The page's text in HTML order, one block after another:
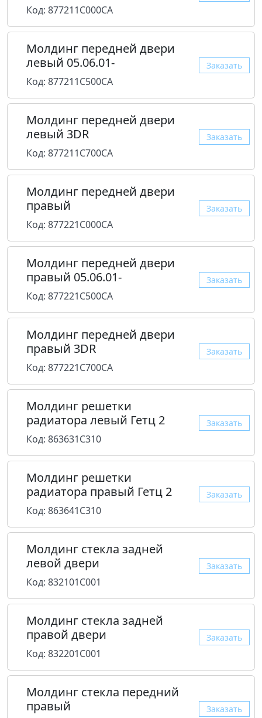
Код: 877211C000CA
Молдинг передней двери
левый 05.06.01-
Код: 877211C500CA
Заказать
Молдинг передней двери
левый 3DR
Код: 877211C700CA
Заказать
Молдинг передней двери
правый
Код: 877221C000CA
Заказать
Молдинг передней двери
правый 05.06.01-
Код: 877221C500CA
Заказать
Молдинг передней двери
правый 3DR
Код: 877221C700CA
Заказать
Молдинг решетки
радиатора левый Гетц 2
Код: 863631C310
Заказать
Молдинг решетки
радиатора правый Гетц 2
Код: 863641C310
Заказать
Молдинг стекла задней
левой двери
Код: 832101C001
Заказать
Молдинг стекла задней
правой двери
Код: 832201C001
Заказать
Молдинг стекла передний
правый
Заказать